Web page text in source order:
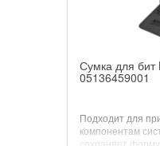
Сумка для бит
05136459001
Подходит для
компонентам
сохраняет